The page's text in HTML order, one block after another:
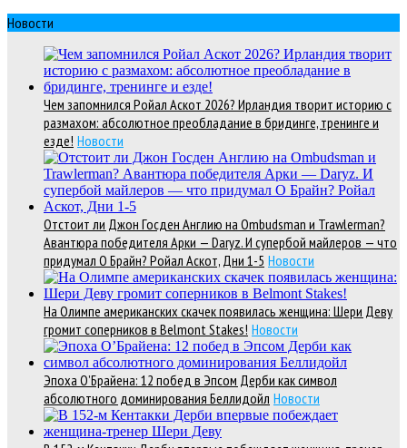
Новости
Чем запомнился Ройал Аскот 2026? Ирландия творит историю с
размахом: абсолютное преобладание в бридинге, тренинге и
езде! Новости
Отстоит ли Джон Госден Англию на Ombudsman и Trawlerman?
Авантюра победителя Арки — Daryz. И супербой майлеров — что
придумал О Брайн? Ройал Аскот, Дни 1-5 Новости
На Олимпе американских скачек появилась женщина: Шери Деву
громит соперников в Belmont Stakes! Новости
Эпоха О’Брайена: 12 побед в Эпсом Дерби как символ
абсолютного доминирования Беллидойл Новости